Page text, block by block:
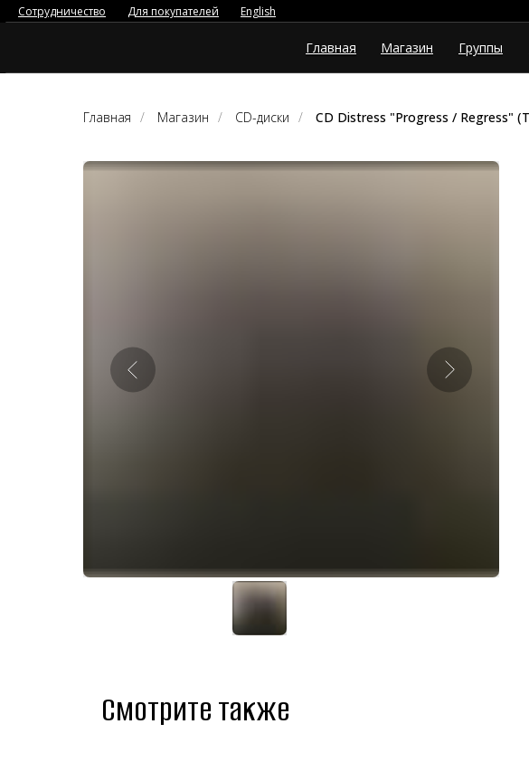
Главная Магазин Группы
Сотрудничество Для покупателей English
Главная / Магазин / CD-диски /
Смотрите также